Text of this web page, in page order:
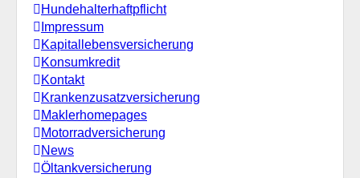
Hundehalterhaftpflicht
Impressum
Kapitallebensversicherung
Konsumkredit
Kontakt
Krankenzusatzversicherung
Maklerhomepages
Motorradversicherung
News
Öltankversicherung